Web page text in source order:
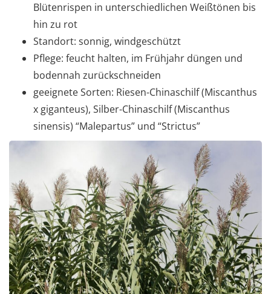
Blütenrispen in unterschiedlichen Weißtönen bis
hin zu rot
Standort: sonnig, windgeschützt
Pflege: feucht halten, im Frühjahr düngen und
bodennah zurückschneiden
geeignete Sorten: Riesen-Chinaschilf (Miscanthus
x giganteus), Silber-Chinaschilf (Miscanthus
sinensis) “Malepartus” und “Strictus”